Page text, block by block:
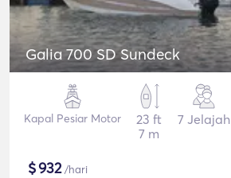
Galia 700 SD Sundeck
Kapal Pesiar Motor
23 ft
7 m
7 Jelajah
$932/hari